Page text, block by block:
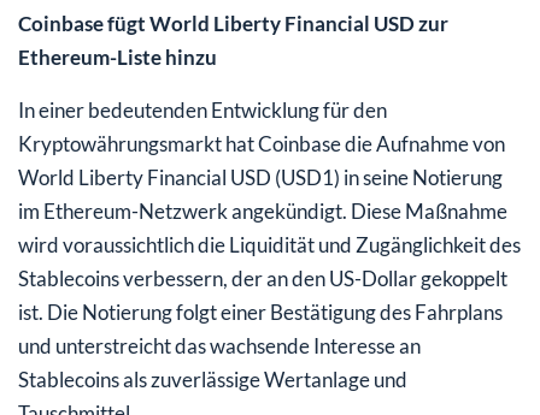
Coinbase fügt World Liberty Financial USD zur
Ethereum-Liste hinzu
In einer bedeutenden Entwicklung für den
Kryptowährungsmarkt hat Coinbase die Aufnahme von
World Liberty Financial USD (USD1) in seine Notierung
im Ethereum-Netzwerk angekündigt. Diese Maßnahme
wird voraussichtlich die Liquidität und Zugänglichkeit des
Stablecoins verbessern, der an den US-Dollar gekoppelt
ist. Die Notierung folgt einer Bestätigung des Fahrplans
und unterstreicht das wachsende Interesse an
Stablecoins als zuverlässige Wertanlage und